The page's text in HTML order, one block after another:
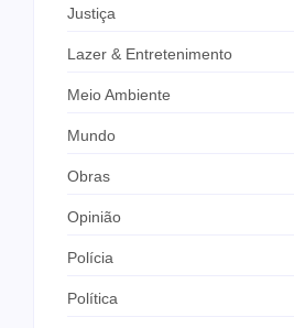
Justiça
Lazer & Entretenimento
Meio Ambiente
Mundo
Obras
Opinião
Polícia
Política